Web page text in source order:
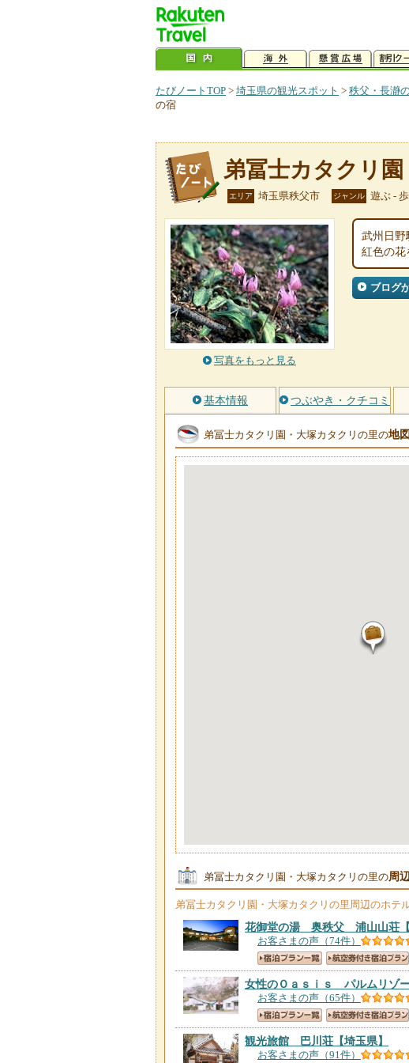
たびノートTOP > 埼玉県の観光スポット > 秩父・長瀞
の宿
弟冨士カタクリ
エリア 埼玉県秩父市 ジャンル 遊ぶ -
写真をもっと見る
武州日野
紅色の花
ブログ
基本情報 つぶやき・クチコミ
弟冨士カタクリ園・大塚カタクリの里の地図
弟冨士カタクリ園・大塚カタクリの里の周
弟冨士カタクリ園・大塚カタクリの里周辺のホテ
花御堂の湯 奥秩父 浦山山荘
お客さまの声（74件）
女性のＯａｓｉｓ パルムリゾ
お客さまの声（65件）
観光旅館 巴川荘 【埼玉県】
お客さまの声（91件）